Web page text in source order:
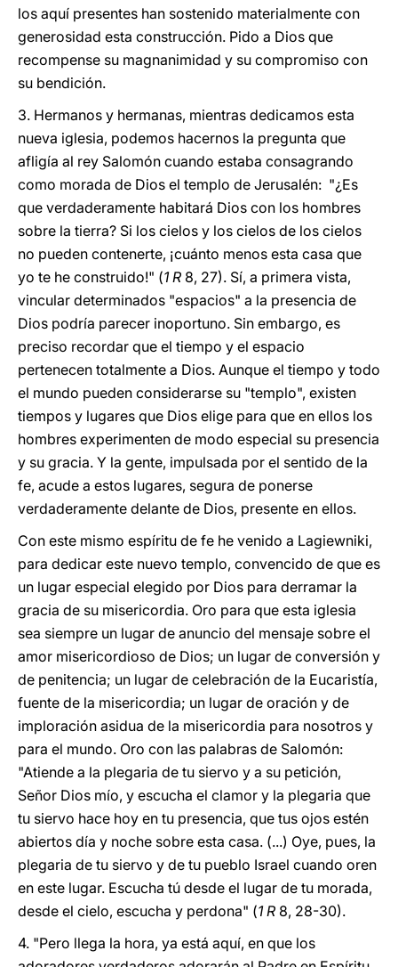
los aquí presentes han sostenido materialmente con
generosidad esta construcción. Pido a Dios que
recompense su magnanimidad y su compromiso con
su bendición.
3. Hermanos y hermanas, mientras dedicamos esta
nueva iglesia, podemos hacernos la pregunta que
afligía al rey Salomón cuando estaba consagrando
como morada de Dios el templo de Jerusalén: "¿Es
que verdaderamente habitará Dios con los hombres
sobre la tierra? Si los cielos y los cielos de los cielos
no pueden contenerte, ¡cuánto menos esta casa que
yo te he construido!" (1 R 8, 27). Sí, a primera vista,
vincular determinados "espacios" a la presencia de
Dios podría parecer inoportuno. Sin embargo, es
preciso recordar que el tiempo y el espacio
pertenecen totalmente a Dios. Aunque el tiempo y todo
el mundo pueden considerarse su "templo", existen
tiempos y lugares que Dios elige para que en ellos los
hombres experimenten de modo especial su presencia
y su gracia. Y la gente, impulsada por el sentido de la
fe, acude a estos lugares, segura de ponerse
verdaderamente delante de Dios, presente en ellos.
Con este mismo espíritu de fe he venido a Lagiewniki,
para dedicar este nuevo templo, convencido de que es
un lugar especial elegido por Dios para derramar la
gracia de su misericordia. Oro para que esta iglesia
sea siempre un lugar de anuncio del mensaje sobre el
amor misericordioso de Dios; un lugar de conversión y
de penitencia; un lugar de celebración de la Eucaristía,
fuente de la misericordia; un lugar de oración y de
imploración asidua de la misericordia para nosotros y
para el mundo. Oro con las palabras de Salomón:
"Atiende a la plegaria de tu siervo y a su petición,
Señor Dios mío, y escucha el clamor y la plegaria que
tu siervo hace hoy en tu presencia, que tus ojos estén
abiertos día y noche sobre esta casa. (...) Oye, pues, la
plegaria de tu siervo y de tu pueblo Israel cuando oren
en este lugar. Escucha tú desde el lugar de tu morada,
desde el cielo, escucha y perdona" (1 R 8, 28-30).
4. "Pero llega la hora, ya está aquí, en que los